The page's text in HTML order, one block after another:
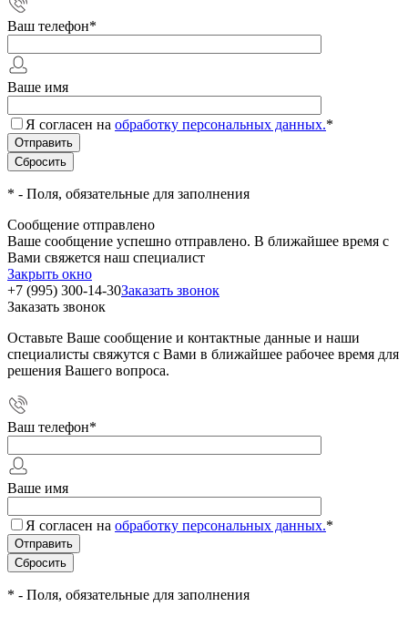
Ваш телефон*
Ваше имя
Я согласен на обработку персональных данных.*
* - Поля, обязательные для заполнения
Сообщение отправлено
Ваше сообщение успешно отправлено. В ближайшее время с
Вами свяжется наш специалист
Закрыть окно
+7 (995) 300-14-30Заказать звонок
Заказать звонок
Оставьте Ваше сообщение и контактные данные и наши
специалисты свяжутся с Вами в ближайшее рабочее время для
решения Вашего вопроса.
Ваш телефон*
Ваше имя
Я согласен на обработку персональных данных.*
* - Поля, обязательные для заполнения